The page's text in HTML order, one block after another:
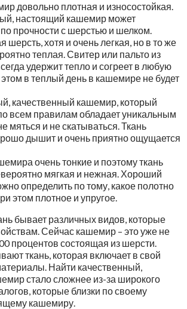
довольно плотная и износостойкая.
настоящий кашемир может
прочности с шерстью и шелком.
шерсть, хотя и очень легкая, но в то же
теплая. Свитер или пальто из
удержит тепло и согреет в любую
в теплый день в кашемире не будет
качественный кашемир, который
всем правилам обладает уникальным
мяться и не скатываться. Ткань
дышит и очень приятно ощущается
очень тонкие и поэтому ткань
мягкая и нежная. Хороший
определить по тому, какое полотно
этом плотное и упругое.
бывает различных видов, которые
Сейчас кашемир – это уже не
процентов состоящая из шерсти.
ткань, которая включает в свой
Найти качественный,
стало сложнее из-за широкого
которые близки по своему
кашемиру.